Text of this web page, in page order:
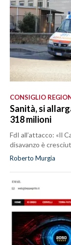
CONSIGLIO
Sanità, si
318 milioni
FdI all’attacco: «Il
disavanzo è
Roberto Murgia